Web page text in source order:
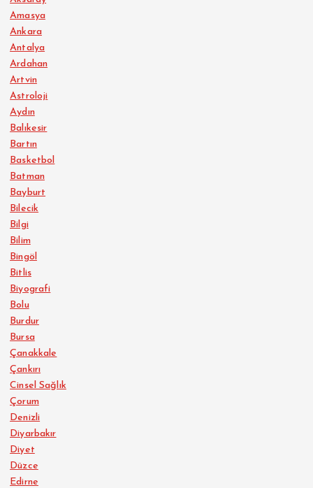
Amasya
Ankara
Antalya
Ardahan
Artvin
Astroloji
Aydın
Balıkesir
Bartın
Basketbol
Batman
Bayburt
Bilecik
Bilgi
Bilim
Bingöl
Bitlis
Biyografi
Bolu
Burdur
Bursa
Çanakkale
Çankırı
Cinsel Sağlık
Çorum
Denizli
Diyarbakır
Diyet
Düzce
Edirne